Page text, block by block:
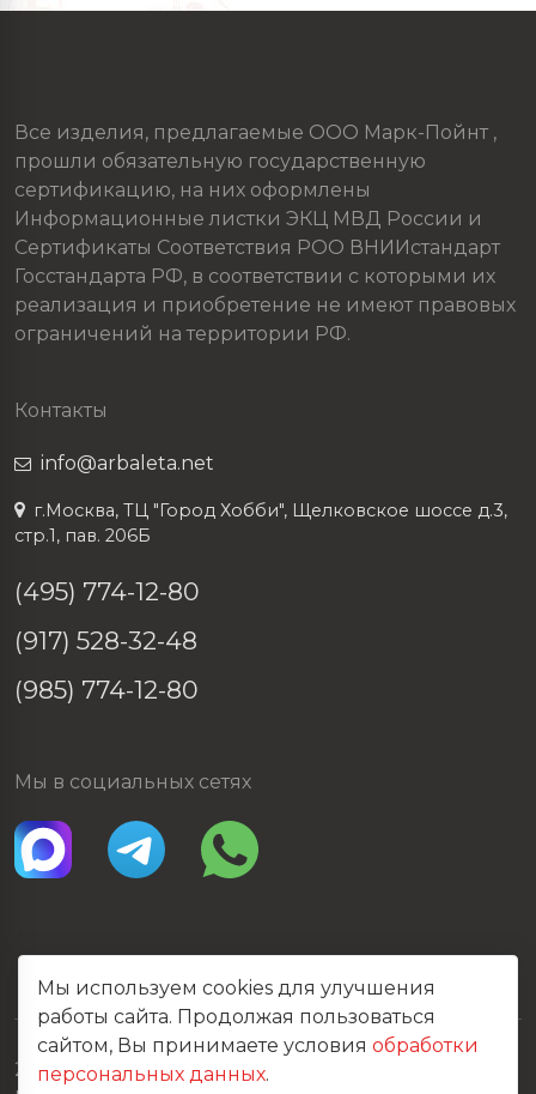
Все изделия, предлагаемые ООО Марк-Пойнт ,
прошли обязательную государственную
сертификацию, на них оформлены
Информационные листки ЭКЦ МВД России и
Сертификаты Соответствия РОО ВНИИстандарт
Госстандарта РФ, в соответствии с которыми их
реализация и приобретение не имеют правовых
ограничений на территории РФ.
Контакты
info@arbaleta.net
г.Москва, ТЦ "Город Хобби", Щелковское шоссе д.3,
стр.1, пав. 206Б
(495) 774-12-80
(917) 528-32-48
(985) 774-12-80
Мы в социальных сетях
2026 © Все права защищены
Мы используем cookies для улучшения
работы сайта. Продолжая пользоваться
сайтом, Вы принимаете условия обработки
персональных данных.